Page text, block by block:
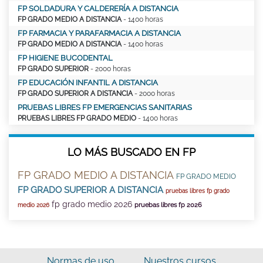
FP SOLDADURA Y CALDERERÍA A DISTANCIA
FP GRADO MEDIO A DISTANCIA - 1400 horas
FP FARMACIA Y PARAFARMACIA A DISTANCIA
FP GRADO MEDIO A DISTANCIA - 1400 horas
FP HIGIENE BUCODENTAL
FP GRADO SUPERIOR - 2000 horas
FP EDUCACIÓN INFANTIL A DISTANCIA
FP GRADO SUPERIOR A DISTANCIA - 2000 horas
PRUEBAS LIBRES FP EMERGENCIAS SANITARIAS
PRUEBAS LIBRES FP GRADO MEDIO - 1400 horas
LO MÁS BUSCADO EN FP
FP GRADO MEDIO A DISTANCIA FP GRADO MEDIO
FP GRADO SUPERIOR A DISTANCIA pruebas libres fp grado
medio 2026 fp grado medio 2026 pruebas libres fp 2026
Normas de uso Nuestros cursos